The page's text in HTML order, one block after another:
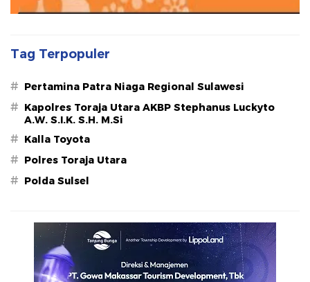
Tag Terpopuler
# Pertamina Patra Niaga Regional Sulawesi
# Kapolres Toraja Utara AKBP Stephanus Luckyto
A.W. S.I.K. S.H. M.Si
# Kalla Toyota
# Polres Toraja Utara
# Polda Sulsel